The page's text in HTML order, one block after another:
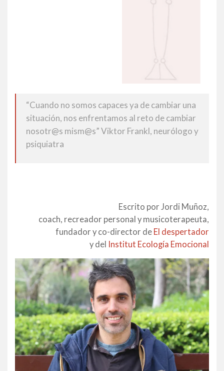
“Cuando no somos capaces ya de cambiar una
situación, nos enfrentamos al reto de cambiar
nosotr@s mism@s” Viktor Frankl, neurólogo y
psiquiatra
Escrito por Jordi Muñoz,
coach, recreador personal y musicoterapeuta,
fundador y co-director de El despertador
y del
Institut Ecología Emocional